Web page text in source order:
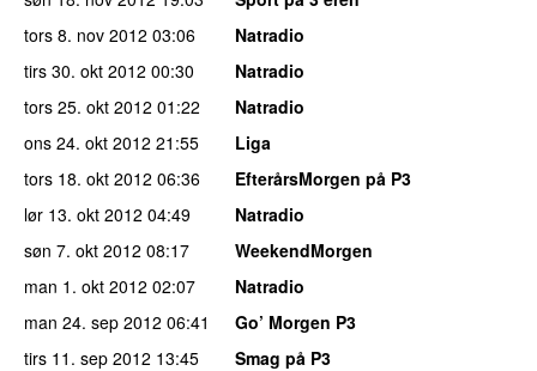
tors 8. nov 2012 03:06
Natradio
tirs 30. okt 2012 00:30
Natradio
tors 25. okt 2012 01:22
Natradio
ons 24. okt 2012 21:55
Liga
tors 18. okt 2012 06:36
EfterårsMorgen på P3
lør 13. okt 2012 04:49
Natradio
søn 7. okt 2012 08:17
WeekendMorgen
man 1. okt 2012 02:07
Natradio
man 24. sep 2012 06:41
Go’ Morgen P3
tirs 11. sep 2012 13:45
Smag på P3